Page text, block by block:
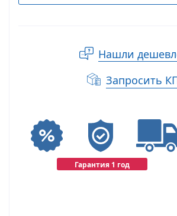
Нашли
Запросить
Гарантия 1 год